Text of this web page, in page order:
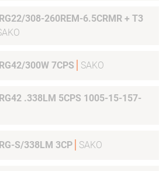
308-260REM-6.5CRMR + T3
300W 7CPS SAKO
.338LM 5CPS 1005-15-157-
S/338LM 3CP SAKO